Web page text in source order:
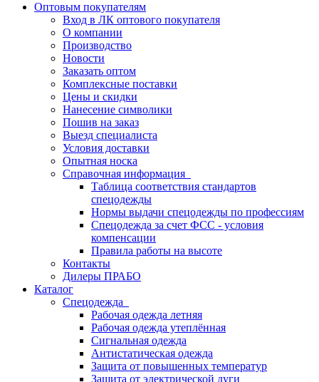
Оптовым покупателям
Вход в ЛК оптового покупателя
О компании
Производство
Новости
Заказать оптом
Комплексные поставки
Цены и скидки
Нанесение символики
Пошив на заказ
Выезд специалиста
Условия доставки
Опытная носка
Справочная информация
Таблица соответствия стандартов
спецодежды
Нормы выдачи спецодежды по профессиям
Спецодежда за счет ФСС - условия
компенсации
Правила работы на высоте
Контакты
Дилеры ПРАБО
Каталог
Спецодежда
Рабочая одежда летняя
Рабочая одежда утеплённая
Сигнальная одежда
Антистатическая одежда
Защита от повышенных температур
Защита от электрической дуги